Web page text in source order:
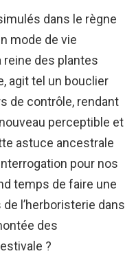
dans le règne
mode de vie
reine des plantes
agit tel un bouclier
de contrôle, rendant
perceptible et
astuce ancestrale
pour nos
temps de faire une
l’herboristerie dans
des
?